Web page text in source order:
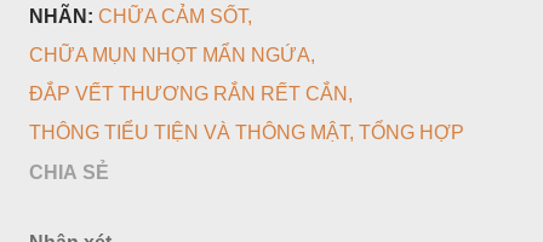
NHÃN: CHỮA CẢM SỐT
CHỮA MỤN NHỌT MẨN NGỨA
ĐẮP VẾT THƯƠNG RẮN RẾT CẮN
THÔNG TIỂU TIỆN VÀ THÔNG MẬT TỔNG HỢP
CHIA SẺ